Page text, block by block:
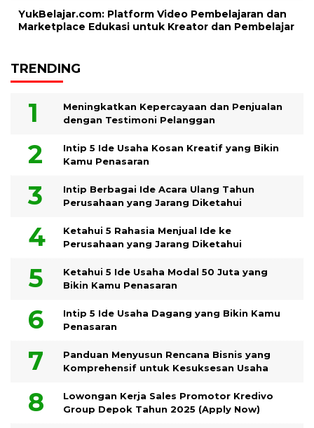
YukBelajar.com: Platform Video Pembelajaran dan
Marketplace Edukasi untuk Kreator dan Pembelajar
TRENDING
Meningkatkan Kepercayaan dan Penjualan
dengan Testimoni Pelanggan
Intip 5 Ide Usaha Kosan Kreatif yang Bikin
Kamu Penasaran
Intip Berbagai Ide Acara Ulang Tahun
Perusahaan yang Jarang Diketahui
Ketahui 5 Rahasia Menjual Ide ke
Perusahaan yang Jarang Diketahui
Ketahui 5 Ide Usaha Modal 50 Juta yang
Bikin Kamu Penasaran
Intip 5 Ide Usaha Dagang yang Bikin Kamu
Penasaran
Panduan Menyusun Rencana Bisnis yang
Komprehensif untuk Kesuksesan Usaha
Lowongan Kerja Sales Promotor Kredivo
Group Depok Tahun 2025 (Apply Now)